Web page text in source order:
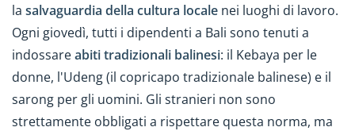
la salvaguardia della cultura locale nei luoghi di lavoro.
Ogni giovedì, tutti i dipendenti a Bali sono tenuti a
indossareabiti tradizionali balinesi: il Kebaya per le
donne, l'Udeng (il copricapo tradizionale balinese) e il
sarong per gli uomini. Gli stranieri non sono
strettamente obbligati a rispettare questa norma, ma